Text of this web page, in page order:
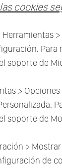
cookies
Para
soporte de
>
soporte de
>
de